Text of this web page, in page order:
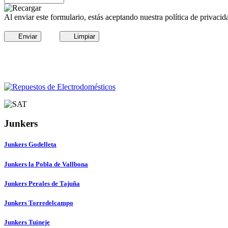
Al enviar este formulario, estás aceptando nuestra política de
Enviar Limpiar
Junkers
Junkers Godelleta
Junkers la Pobla de Vallbona
Junkers Perales de Tajuña
Junkers Torredelcampo
Junkers Tuineje